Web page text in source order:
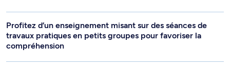
Profitez d’un enseignement misant sur des séances de
travaux pratiques en petits groupes pour favoriser la
compréhension